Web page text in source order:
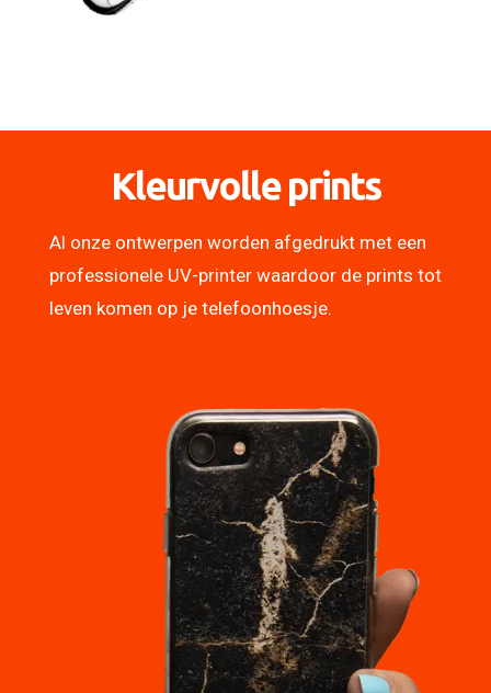
Kleurvolle prints
Al onze ontwerpen worden afgedrukt met een
professionele UV-printer waardoor de prints tot
leven komen op je telefoonhoesje.